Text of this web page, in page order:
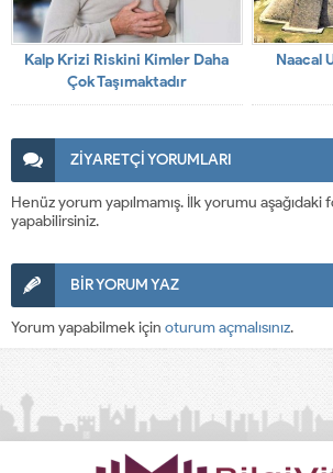
Kalp Krizi Riskini Kimler Daha
Çok Taşımaktadır
Naacal
ZİYARETÇİ YORUMLARI
Henüz yorum yapılmamış. İlk yorumu aşağıdaki
yapabilirsiniz.
BİR YORUM YAZ
Yorum yapabilmek için oturum açmalısınız.